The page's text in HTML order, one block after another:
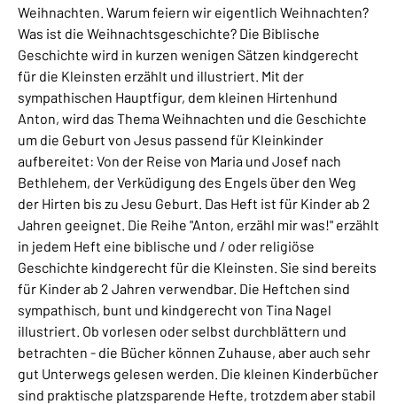
Weihnachten. Warum feiern wir eigentlich Weihnachten?
Was ist die Weihnachtsgeschichte? Die Biblische
Geschichte wird in kurzen wenigen Sätzen kindgerecht
für die Kleinsten erzählt und illustriert. Mit der
sympathischen Hauptfigur, dem kleinen Hirtenhund
Anton, wird das Thema Weihnachten und die Geschichte
um die Geburt von Jesus passend für Kleinkinder
aufbereitet: Von der Reise von Maria und Josef nach
Bethlehem, der Verküdigung des Engels über den Weg
der Hirten bis zu Jesu Geburt. Das Heft ist für Kinder ab 2
Jahren geeignet. Die Reihe "Anton, erzähl mir was!" erzählt
in jedem Heft eine biblische und / oder religiöse
Geschichte kindgerecht für die Kleinsten. Sie sind bereits
für Kinder ab 2 Jahren verwendbar. Die Heftchen sind
sympathisch, bunt und kindgerecht von Tina Nagel
illustriert. Ob vorlesen oder selbst durchblättern und
betrachten - die Bücher können Zuhause, aber auch sehr
gut Unterwegs gelesen werden. Die kleinen Kinderbücher
sind praktische platzsparende Hefte, trotzdem aber stabil